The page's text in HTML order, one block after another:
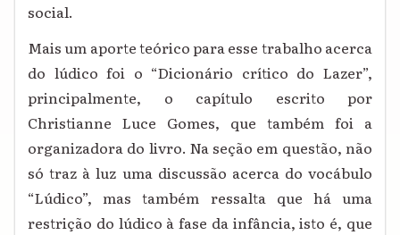
social.
Mais um aporte teórico para esse trabalho acerca
do lúdico foi o “Dicionário crítico do Lazer”,
principalmente, o capítulo escrito por
Christianne Luce Gomes, que também foi a
organizadora do livro. Na seção em questão, não
só traz à luz uma discussão acerca do vocábulo
“Lúdico”, mas também ressalta que há uma
restrição do lúdico à fase da infância, isto é, que